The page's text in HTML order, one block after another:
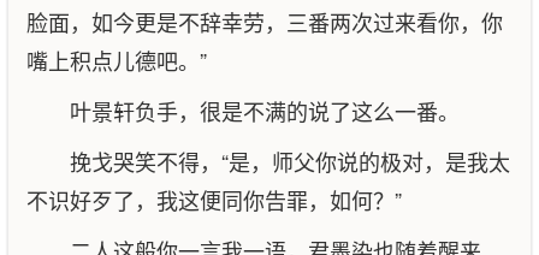
脸面，如今更是不辞幸劳，三番两次过来看你，你
嘴上积点儿德吧。”
叶景轩负手，很是不满的说了这么一番。
挽戈哭笑不得，“是，师父你说的极对，是我太
不识好歹了，我这便同你告罪，如何？”